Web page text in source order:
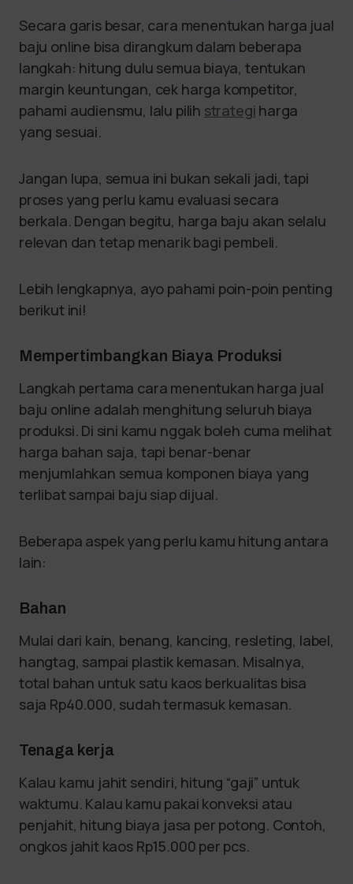
Secara garis besar, cara menentukan harga jual
baju online bisa dirangkum dalam beberapa
langkah: hitung dulu semua biaya, tentukan
margin keuntungan, cek harga kompetitor,
pahami audiensmu, lalu pilih strategi harga
yang sesuai.
Jangan lupa, semua ini bukan sekali jadi, tapi
proses yang perlu kamu evaluasi secara
berkala. Dengan begitu, harga baju akan selalu
relevan dan tetap menarik bagi pembeli.
Lebih lengkapnya, ayo pahami poin-poin penting
berikut ini!
Mempertimbangkan Biaya Produksi
Langkah pertama cara menentukan harga jual
baju online adalah menghitung seluruh biaya
produksi. Di sini kamu nggak boleh cuma melihat
harga bahan saja, tapi benar-benar
menjumlahkan semua komponen biaya yang
terlibat sampai baju siap dijual.
Beberapa aspek yang perlu kamu hitung antara
lain:
Bahan
Mulai dari kain, benang, kancing, resleting, label,
hangtag, sampai plastik kemasan. Misalnya,
total bahan untuk satu kaos berkualitas bisa
saja Rp40.000, sudah termasuk kemasan.
Tenaga kerja
Kalau kamu jahit sendiri, hitung “gaji” untuk
waktumu. Kalau kamu pakai konveksi atau
penjahit, hitung biaya jasa per potong. Contoh,
ongkos jahit kaos Rp15.000 per pcs.